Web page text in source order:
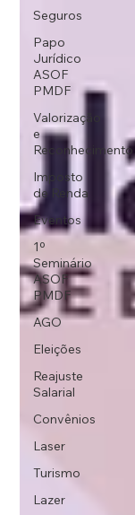
Seguros
Papo
Jurídico
ASOF
PMDF
Valorização
e
Reconhecimento
Imposto
de Renda
Eventos
1º
Seminário
ASOF
PMDF
AGO
Eleições
Reajuste
Salarial
Convênios
Laser
Turismo
Lazer